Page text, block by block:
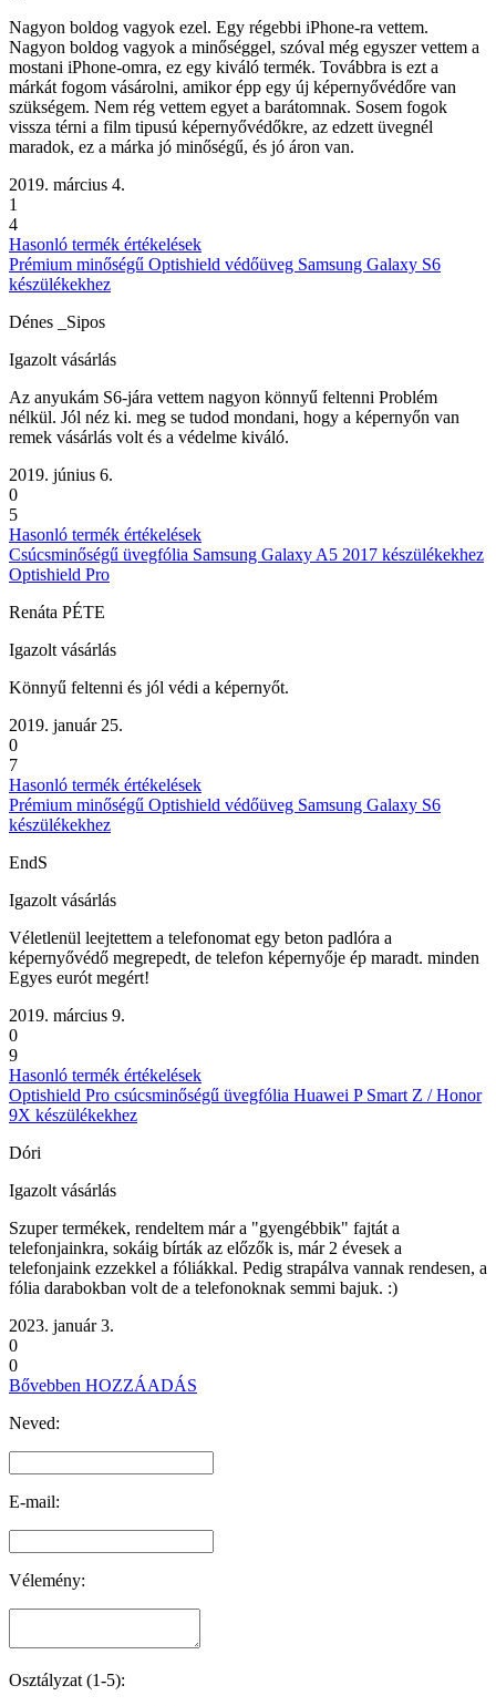
Nagyon boldog vagyok ezel. Egy régebbi iPhone-ra vettem.
Nagyon boldog vagyok a minőséggel, szóval még egyszer vettem a
mostani iPhone-omra, ez egy kiváló termék. Továbbra is ezt a
márkát fogom vásárolni, amikor épp egy új képernyővédőre van
szükségem. Nem rég vettem egyet a barátomnak. Sosem fogok
vissza térni a film tipusú képernyővédőkre, az edzett üvegnél
maradok, ez a márka jó minőségű, és jó áron van.
2019. március 4.
1
4
Hasonló termék értékelések
Prémium minőségű Optishield védőüveg Samsung Galaxy S6
készülékekhez
Dénes _Sipos
Igazolt vásárlás
Az anyukám S6-jára vettem nagyon könnyű feltenni Problém
nélkül. Jól néz ki. meg se tudod mondani, hogy a képernyőn van
remek vásárlás volt és a védelme kiváló.
2019. június 6.
0
5
Hasonló termék értékelések
Csúcsminőségű üvegfólia Samsung Galaxy A5 2017 készülékekhez
Optishield Pro
Renáta PÉTE
Igazolt vásárlás
Könnyű feltenni és jól védi a képernyőt.
2019. január 25.
0
7
Hasonló termék értékelések
Prémium minőségű Optishield védőüveg Samsung Galaxy S6
készülékekhez
EndS
Igazolt vásárlás
Véletlenül leejtettem a telefonomat egy beton padlóra a
képernyővédő megrepedt, de telefon képernyője ép maradt. minden
Egyes eurót megért!
2019. március 9.
0
9
Hasonló termék értékelések
Optishield Pro csúcsminőségű üvegfólia Huawei P Smart Z / Honor
9X készülékekhez
Dóri
Igazolt vásárlás
Szuper termékek, rendeltem már a "gyengébbik" fajtát a
telefonjainkra, sokáig bírták az előzők is, már 2 évesek a
telefonjaink ezzekkel a fóliákkal. Pedig strapálva vannak rendesen, a
fólia darabokban volt de a telefonoknak semmi bajuk. :)
2023. január 3.
0
0
Bővebben HOZZÁADÁS
Neved:
E-mail:
Vélemény:
Osztályzat (1-5):